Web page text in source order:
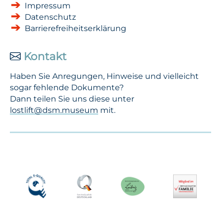
Impressum
Datenschutz
Barrierefreiheitserklärung
Kontakt
Haben Sie Anregungen, Hinweise und vielleicht
sogar fehlende Dokumente?
Dann teilen Sie uns diese unter
lostlift@dsm.museum mit.